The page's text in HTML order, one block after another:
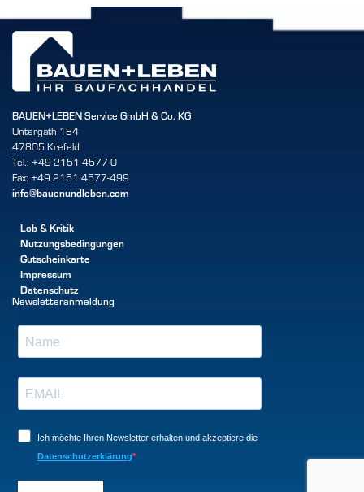
BAUEN+LEBEN Service GmbH & Co. KG
Untergath 184
47805 Krefeld
Tel.: +49 2151 4577-0
Fax: +49 2151 4577-499
info@bauenundleben.com
Lob & Kritik
Nutzungsbedingungen
Gutscheinkarte
Impressum
Datenschutz
Newsletteranmeldung
Ich möchte Ihren Newsletter erhalten und akzeptiere die
Datenschutzerklärung